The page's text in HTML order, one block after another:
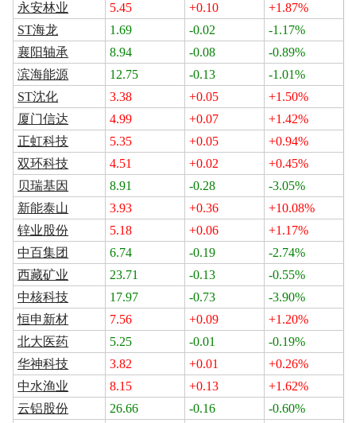
永安林业
5.45 +0.10
+1.87%
ST海龙
1.69 -0.02
-1.17%
襄阳轴承
8.94 -0.08
-0.89%
滨海能源
12.75 -0.13
-1.01%
ST沈化
3.38 +0.05
+1.50%
厦门信达
4.99 +0.07
+1.42%
正虹科技
5.35 +0.05
+0.94%
双环科技
4.51 +0.02
+0.45%
贝瑞基因
8.91 -0.28
-3.05%
新能泰山
3.93 +0.36
+10.08%
锌业股份
5.18 +0.06
+1.17%
中百集团
6.74 -0.19
-2.74%
西藏矿业
23.71 -0.13
-0.55%
中核科技
17.97 -0.73
-3.90%
恒申新材
7.56 +0.09
+1.20%
北大医药
5.25 -0.01
-0.19%
华神科技
3.82 +0.01
+0.26%
中水渔业
8.15 +0.13
+1.62%
云铝股份
26.66 -0.16
-0.60%